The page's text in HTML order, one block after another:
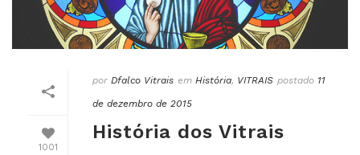
1001
por Dfalco Vitrais em História, VITRAIS postado 11
de dezembro de 2015
História dos Vitrais